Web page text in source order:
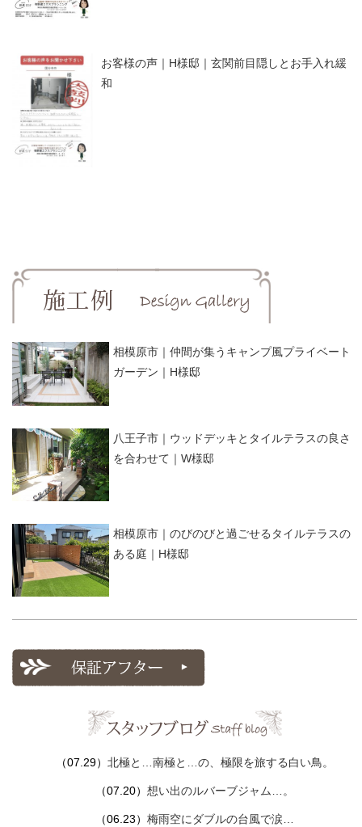
お客様の声｜H様邸｜玄関前目隠しとお手入れ緩
和
相模原市｜仲間が集うキャンプ風プライベート
ガーデン｜H様邸
八王子市｜ウッドデッキとタイルテラスの良さ
を合わせて｜W様邸
相模原市｜のびのびと過ごせるタイルテラスの
ある庭｜H様邸
（07.29） 北極と…南極と…の、極限を旅する白い鳥。
（07.20） 想い出のルバーブジャム…。
（06.23） 梅雨空にダブルの台風で涙…